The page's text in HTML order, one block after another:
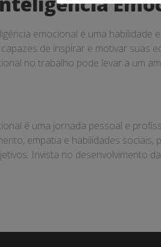
emocional é uma
de inspirar e motivar
no trabalho pode levar a um
é uma jornada pessoal e
empatia e habilidades
Invista no desenvolvimento